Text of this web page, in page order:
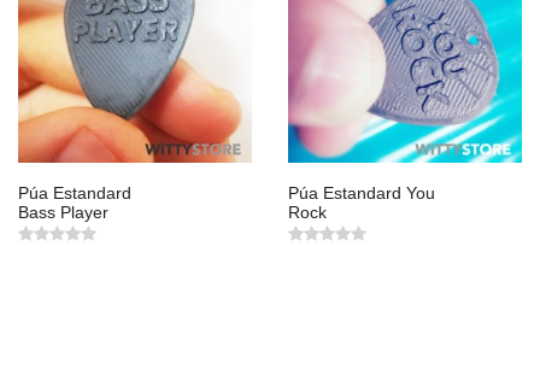
Púa Estandard
Bass Player
Púa Estandard You
Rock